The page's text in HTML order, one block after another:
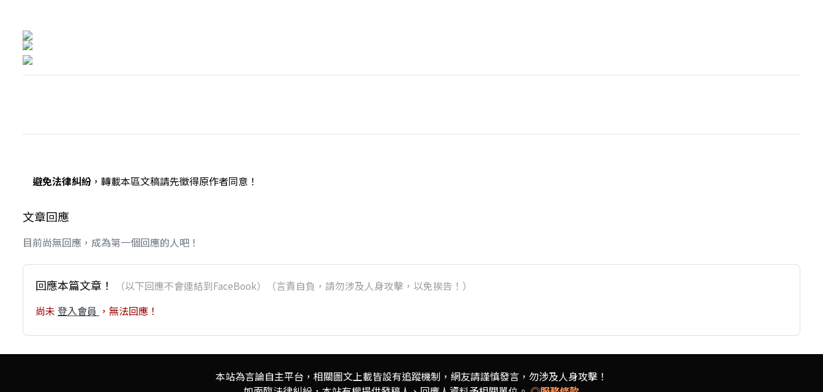
避免法律糾紛 ，轉載本區文稿請先徵得原作者同意！
文章回應
目前尚無回應，成為第一個回應的人吧！
回應本篇文章！ （以下回應不會連結到FaceBook）（言責自負，請勿涉及人身攻擊，以免挨告！）
尚未 登入會員 ，無法回應！
本站為言論自主平台，相關圖文上載皆設有追蹤機制， 網友請謹慎發言，勿涉及人身攻擊！